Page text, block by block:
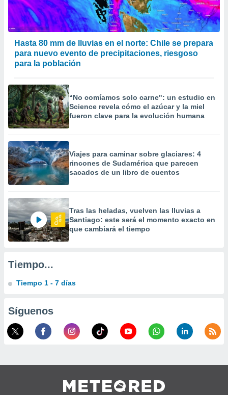
de
un
o acceder
datos
utilizar
uso de
la
contenido
medir el
el
del
de
de
de
Hasta 80 mm de lluvias en el norte: Chile se prepara
para nuevo evento de precipitaciones, riesgoso
para la población
“No comíamos solo carne": un estudio en
Science revela cómo el azúcar y la miel
fueron clave para la evolución humana
Viajes para caminar sobre glaciares: 4
rincones de Sudamérica que parecen
sacados de un libro de cuentos
Tras las heladas, vuelven las lluvias a
Santiago: este será el momento exacto en
que cambiará el tiempo
Tiempo...
Tiempo 1 - 7 días
Síguenos